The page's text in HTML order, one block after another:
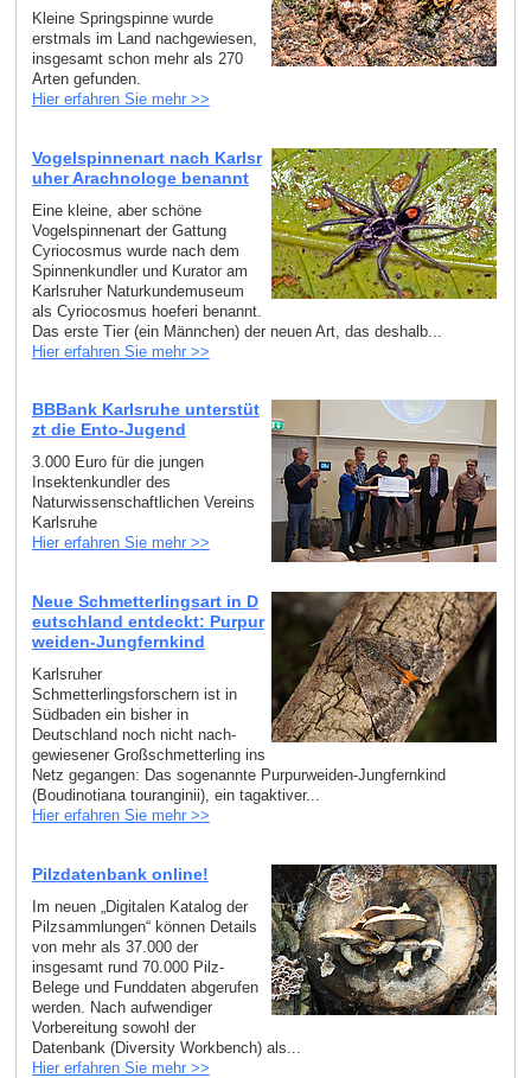
Kleine Springspinne wurde
erstmals im Land nachgewiesen,
insgesamt schon mehr als 270
Arten gefunden.
Hier erfahren Sie mehr >>
Vogelspinnenart nach Karlsr
uher Arachnologe benannt
Eine kleine, aber schöne
Vogelspinnenart der Gattung
Cyriocosmus wurde nach dem
Spinnenkundler und Kurator am
Karlsruher Naturkundemuseum
als Cyriocosmus hoeferi benannt.
Das erste Tier (ein Männchen) der neuen Art, das deshalb...
Hier erfahren Sie mehr >>
BBBank Karlsruhe unterstüt
zt die Ento-Jugend
3.000 Euro für die jungen
Insektenkundler des
Naturwissenschaftlichen Vereins
Karlsruhe
Hier erfahren Sie mehr >>
Neue Schmetterlingsart in D
eutschland entdeckt: Purpur
weiden-Jungfernkind
Karlsruher
Schmetterlingsforschern ist in
Südbaden ein bisher in
Deutschland noch nicht nach­
gewiesener Großschmetterling ins
Netz gegangen: Das sogenannte Purpurweiden-Jungfernkind
(Boudinotiana touranginii), ein tagaktiver...
Hier erfahren Sie mehr >>
Pilzdatenbank online!
Im neuen „Digitalen Katalog der
Pilzsammlungen“ können Details
von mehr als 37.000 der
insgesamt rund 70.000 Pilz-
Belege und Funddaten abgerufen
werden. Nach aufwendiger
Vorbereitung sowohl der
Datenbank (Diversity Workbench) als...
Hier erfahren Sie mehr >>